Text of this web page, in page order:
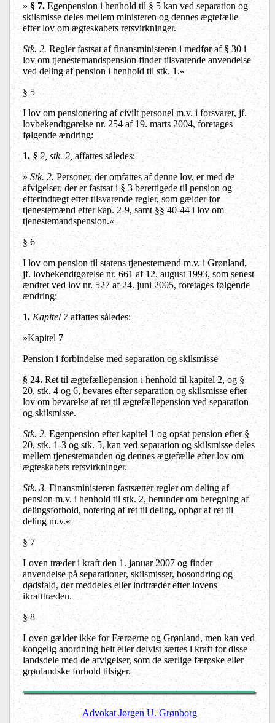
» § 7.Egenpension i henhold til § 5 kan ved separation og
skilsmisse deles mellem ministeren og dennes ægtefælle
efter lov om ægteskabets retsvirkninger.
Stk. 2. Regler fastsat af finansministeren i medfør af § 30 i
lov om tjenestemandspension finder tilsvarende anvendelse
ved deling af pension i henhold til stk. 1.«
§ 5
I lov om pensionering af civilt personel m.v. i forsvaret, jf.
lovbekendtgørelse nr. 254 af 19. marts 2004, foretages
følgende ændring:
1.§ 2, stk. 2,affattes således:
»Stk. 2. Personer, der omfattes af denne lov, er med de
afvigelser, der er fastsat i § 3 berettigede til pension og
efterindtægt efter tilsvarende regler, som gælder for
tjenestemænd efter kap. 2-9, samt §§ 40-44 i lov om
tjenestemandspension.«
§ 6
I lov om pension til statens tjenestemænd m.v. i Grønland,
jf. lovbekendtgørelse nr. 661 af 12. august 1993, som senest
ændret ved lov nr. 527 af 24. juni 2005, foretages følgende
ændring:
1.Kapitel 7affattes således:
»Kapitel 7
Pension i forbindelse med separation og skilsmisse
§ 24.Ret til ægtefællepension i henhold til kapitel 2, og §
20, stk. 4 og 6, bevares efter separation og skilsmisse efter
lov om bevarelse af ret til ægtefællepension ved separation
og skilsmisse.
Stk. 2. Egenpension efter kapitel 1 og opsat pension efter §
20, stk. 1-3 og stk. 5, kan ved separation og skilsmisse deles
mellem tjenestemanden og dennes ægtefælle efter lov om
ægteskabets retsvirkninger.
Stk. 3. Finansministeren fastsætter regler om deling af
pension m.v. i henhold til stk. 2, herunder om beregning af
delingsforhold, notering af ret til deling, ophør af ret til
deling m.v.«
§ 7
Loven træder i kraft den 1. januar 2007 og finder
anvendelse på separationer, skilsmisser, bosondring og
dødsfald, der meddeles eller indtræder efter lovens
ikrafttræden.
§ 8
Loven gælder ikke for Færøerne og Grønland, men kan ved
kongelig anordning helt eller delvist sættes i kraft for disse
landsdele med de afvigelser, som de særlige færøske eller
grønlandske forhold tilsiger.
Advokat Jørgen U. Grønborg